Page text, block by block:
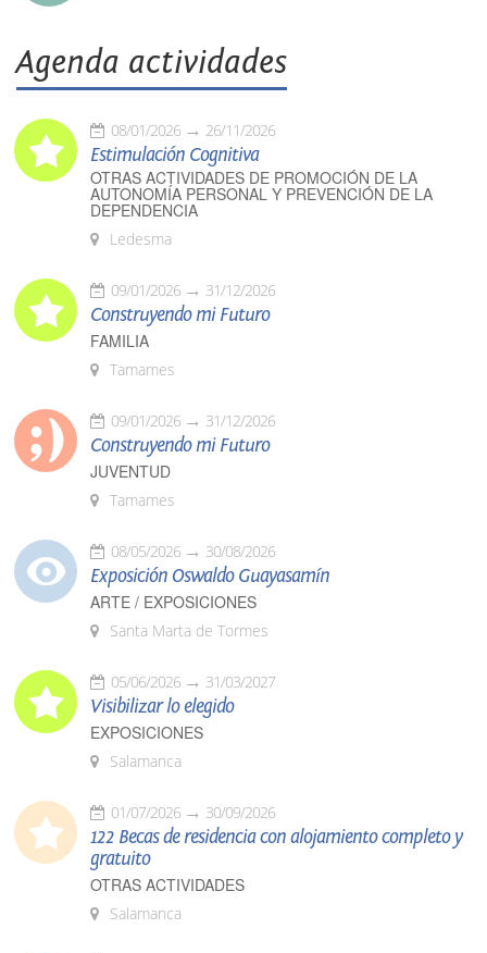
Agenda actividades
08/01/2026 26/11/2026
Estimulación Cognitiva
OTRAS ACTIVIDADES DE PROMOCIÓN DE LA
AUTONOMÍA PERSONAL Y PREVENCIÓN DE LA
DEPENDENCIA
Ledesma
09/01/2026 31/12/2026
Construyendo mi Futuro
FAMILIA
Tamames
09/01/2026 31/12/2026
Construyendo mi Futuro
JUVENTUD
Tamames
08/05/2026 30/08/2026
Exposición Oswaldo Guayasamín
ARTE / EXPOSICIONES
Santa Marta de Tormes
05/06/2026 31/03/2027
Visibilizar lo elegido
EXPOSICIONES
Salamanca
01/07/2026 30/09/2026
122 Becas de residencia con alojamiento completo y
gratuito
OTRAS ACTIVIDADES
Salamanca